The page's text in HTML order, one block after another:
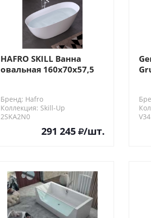
HAFRO SKILL Ванна
овальная 160х70х57,5
сифоном, SOLIDTEK,
цвет белый
Бренд: Hafro
Коллекция: Skill-Up
2SKA2N0
291 245 /шт.